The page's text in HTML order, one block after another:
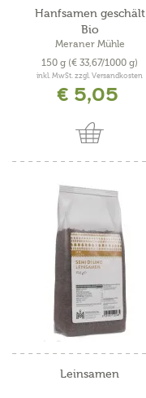
Hanfsamen geschält
Bio
Meraner Mühle
150 g (€ 33,67/1000 g)
inkl. MwSt. zzgl. Versandkosten
€ 5,05
Leinsamen